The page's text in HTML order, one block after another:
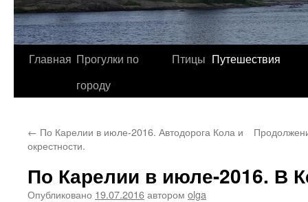
Перейти
Главная Прогулки по
городу
Птицы Путешествия
← По Карелии в июле-2016. Автодорога Кола и
окрестности.
По Карелии в июле-2016. В
Опубликовано 19.07.2016автором olga